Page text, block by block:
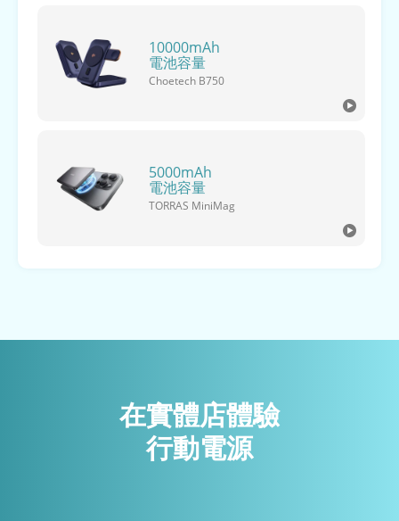
10000mAh
電池容量
Choetech B750
5000mAh
電池容量
TORRAS MiniMag
在實體店體驗
行動電源